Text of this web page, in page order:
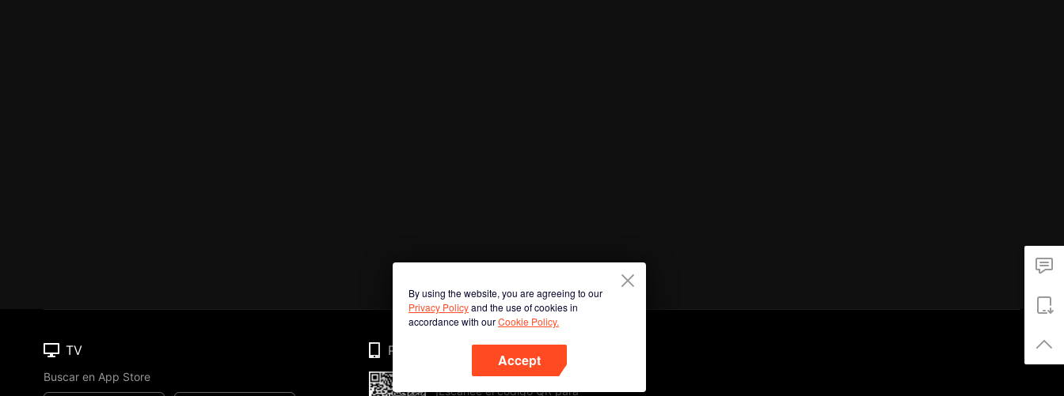
By using the website, you are agreeing to our
Privacy Policyand the use of cookies in
accordance with ourCookie Policy.
Accept
TV
Buscar en App Store
Phone
¡Escanee el código QR para